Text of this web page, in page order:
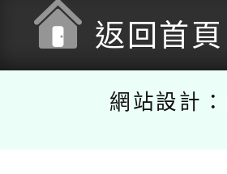
返回首頁
網站設計